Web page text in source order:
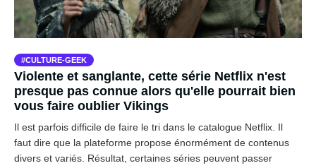
CULTURE-GEEK
Violente et sanglante, cette série Netflix n'est
presque pas connue alors qu'elle pourrait bien
vous faire oublier Vikings
Il est parfois difficile de faire le tri dans le catalogue Netflix. Il
faut dire que la plateforme propose énormément de contenus
divers et variés. Résultat, certaines séries peuvent passer